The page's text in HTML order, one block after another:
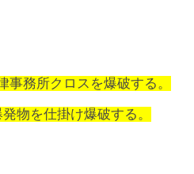
務所クロスを爆破する。
物を仕掛け爆破する。